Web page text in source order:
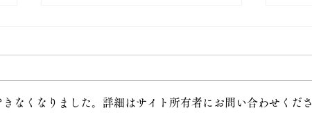
なくなりました。詳細はサイト所有者にお問い合わせくださ